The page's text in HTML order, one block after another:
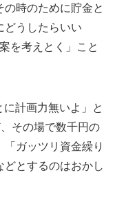
時のために貯金と
どうしたらいい
を考えとく」こと
計画力無いよ」と
その場で数千円の
ガッツリ資金繰り
とするのはおかし